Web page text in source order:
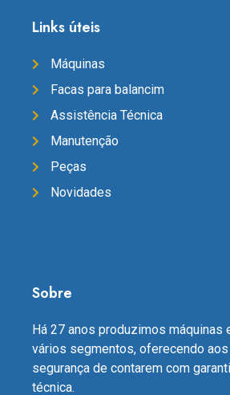
Links úteis
Máquinas
Facas para balancim
Assistência Técnica
Manutenção
Peças
Novidades
Sobre
Há 27 anos produzimos máquinas
vários segmentos, oferecendo
segurança de contarem com
técnica.